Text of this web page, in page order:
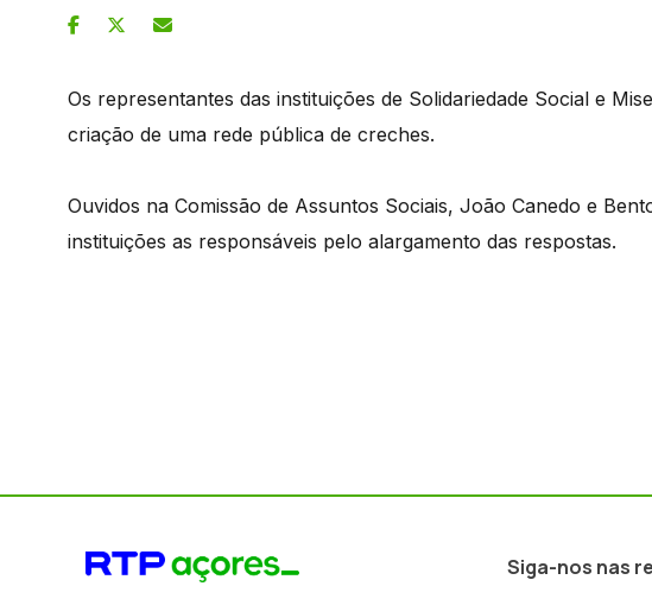
Os representantes das instituições de Solidariedade Social e
criação de uma rede pública de creches.
Ouvidos na Comissão de Assuntos Sociais, João Canedo e
instituições as responsáveis pelo alargamento das respostas.
Siga-nos nas